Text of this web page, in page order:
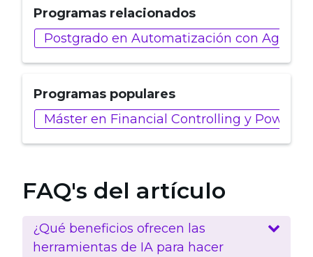
Programas relacionados
Postgrado en Automatización con
Programas populares
Máster en Financial Controlling y Power BI
FAQ's del artículo
¿Qué beneficios ofrecen las
herramientas de IA para hacer